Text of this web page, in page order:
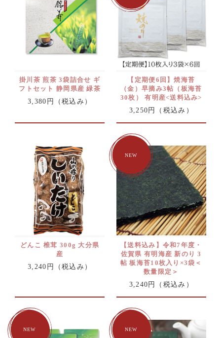
掛川茶 煎茶 3袋詰合せ ギ
フトセット 静岡県産 緑茶
3,380円
（税込み）
【定期便6回】焼海苔
（金）早摘み3帖（板海苔
30枚） 有明産<送料込み>
3,250円
（税込み）
どんこ 椎茸 300g 大分県
産
3,240円
（税込み）
【送料込み】令和7年度・
佐賀県 有明海産 新のり 3
帖 板海苔10枚入り×3袋＜
数量限定＞
3,240円
（税込み）